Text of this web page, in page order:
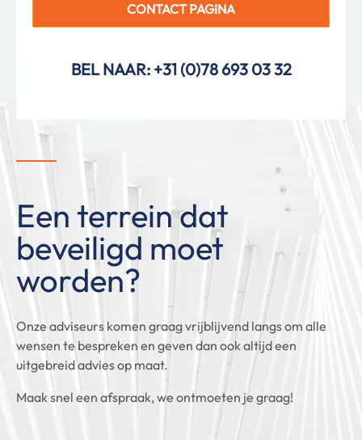
CONTACT PAGINA
BEL NAAR: +31 (0)78 693 03 32
Een terrein dat
beveiligd moet
worden?
Onze adviseurs komen graag vrijblijvend langs om alle
wensen te bespreken en geven dan ook altijd een
uitgebreid advies op maat.
Maak snel een afspraak, we ontmoeten je graag!